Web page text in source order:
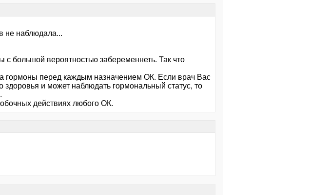
не наблюдала...
большой вероятностью забеременнеть. Так что
гормоны перед каждым назначением ОК. Если врач Вас
и может наблюдать гормональный статус, то
действиях любого ОК.